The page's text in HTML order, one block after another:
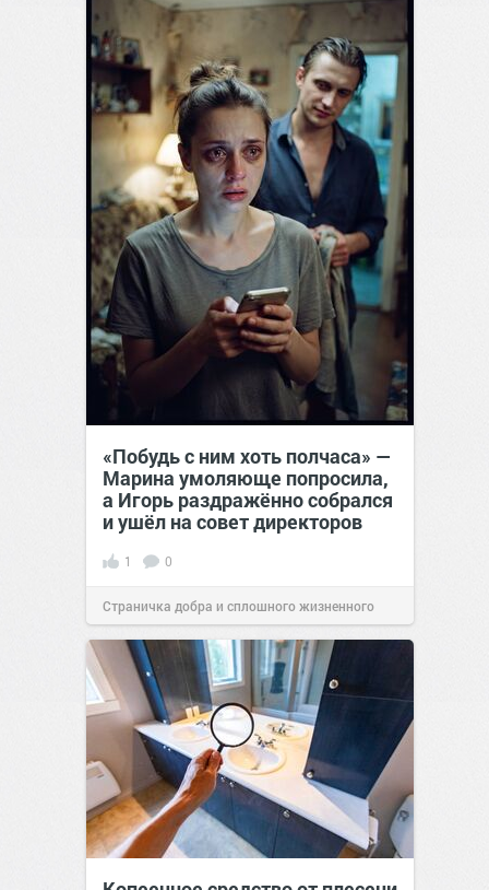
«Побудь с ним хоть полчаса» —
Марина умоляюще попросила,
а Игорь раздражённо собрался
и ушёл на совет директоров
1 0
Страничка добра и сплошного жизненного
позитива!19:38Вчера